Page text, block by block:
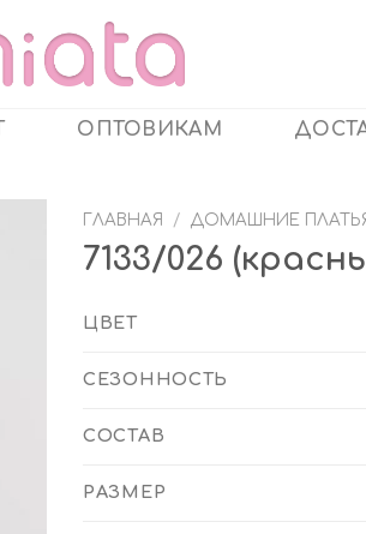
ОПТОВИКАМ
ГЛАВНАЯ / ДОМАШНИЕ
7133/026
ЦВЕТ
СЕЗОННОСТЬ
СОСТАВ
РАЗМЕР